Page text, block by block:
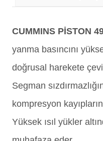
CUMMINS PİSTON
yanma basıncını
doğrusal harekete
Segman
kompresyon
Yüksek ısıl yükler